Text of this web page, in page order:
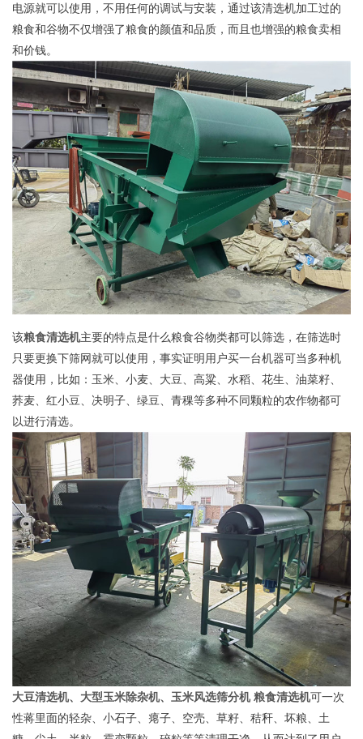
电源就可以使用，不用任何的调试与安装，通过该清选机加工过的
粮食和谷物不仅增强了粮食的颜值和品质，而且也增强的粮食卖相
和价钱。
该粮食清选机主要的特点是什么粮食谷物类都可以筛选，在筛选时
只要更换下筛网就可以使用，事实证明用户买一台机器可当多种机
器使用，比如：玉米、小麦、大豆、高粱、水稻、花生、油菜籽、
荞麦、红小豆、决明子、绿豆、青稞等多种不同颗粒的农作物都可
以进行清选。
大豆清选机、大型玉米除杂机、玉米风选筛分机 粮食清选机可一次
性蒋里面的轻杂、小石子、瘪子、空壳、草籽、秸秆、坏粮、土